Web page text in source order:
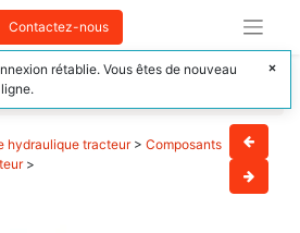
Contactez-nous
hydraulique tracteur> Composants
>
rétablie. Vous êtes de nouveau